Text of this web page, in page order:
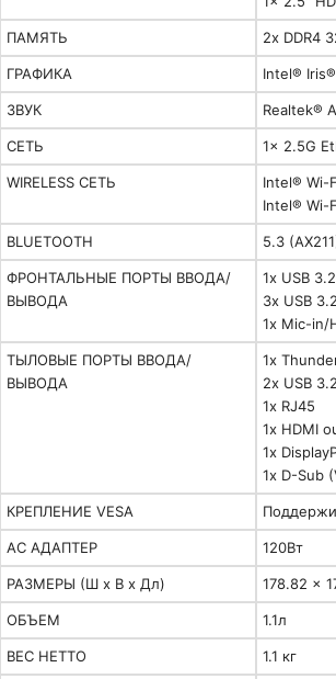
ПАМЯТЬ 2x DDR4
ГРАФИКА Intel®
ЗВУК Realtek®
СЕТЬ 1x 2.5G
WIRELESS СЕТЬ
Intel® Wi-
Intel® Wi-
BLUETOOTH 5.3
ФРОНТАЛЬНЫЕ ПОРТЫ ВВОДА/
ВЫВОДА
1x USB
3x USB
1x Mic-in/
ТЫЛОВЫЕ ПОРТЫ ВВОДА/
ВЫВОДА
1x
2x USB
1x RJ45
1x HDMI
1x
1x D-Sub
КРЕПЛЕНИЕ VESA
AC АДАПТЕР 120Вт
РАЗМЕРЫ (Ш х В х Дл) 178.82 x
ОБЪЕМ 1.1л
ВЕС НЕТТО 1.1 кг